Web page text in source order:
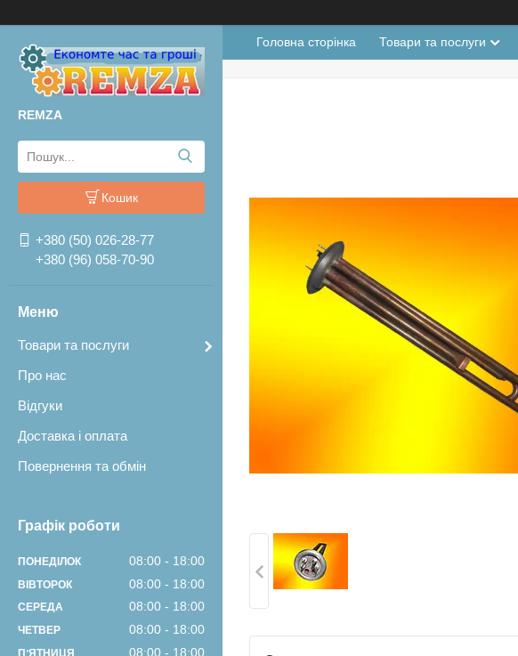
REMZA
Кошик
+380 (50) 026-28-77
+380 (96) 058-70-90
Товари та послуги
Про нас
Відгуки
Доставка і оплата
Повернення та обмін
Графік роботи
ПОНЕДІЛОК 08:00 18:00
ВІВТОРОК 08:00 18:00
СЕРЕДА 08:00 18:00
ЧЕТВЕР 08:00 18:00
ПʼЯТНИЦЯ 08:00 18:00
Головна сторінка Товари та послуги